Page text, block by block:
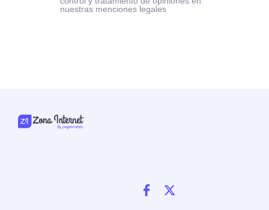
nuestras menciones legales